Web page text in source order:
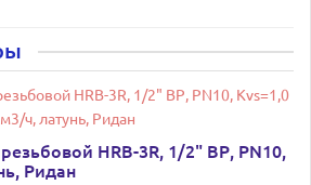
HRB-3R, 1/2" ВР, PN10,
Ридан